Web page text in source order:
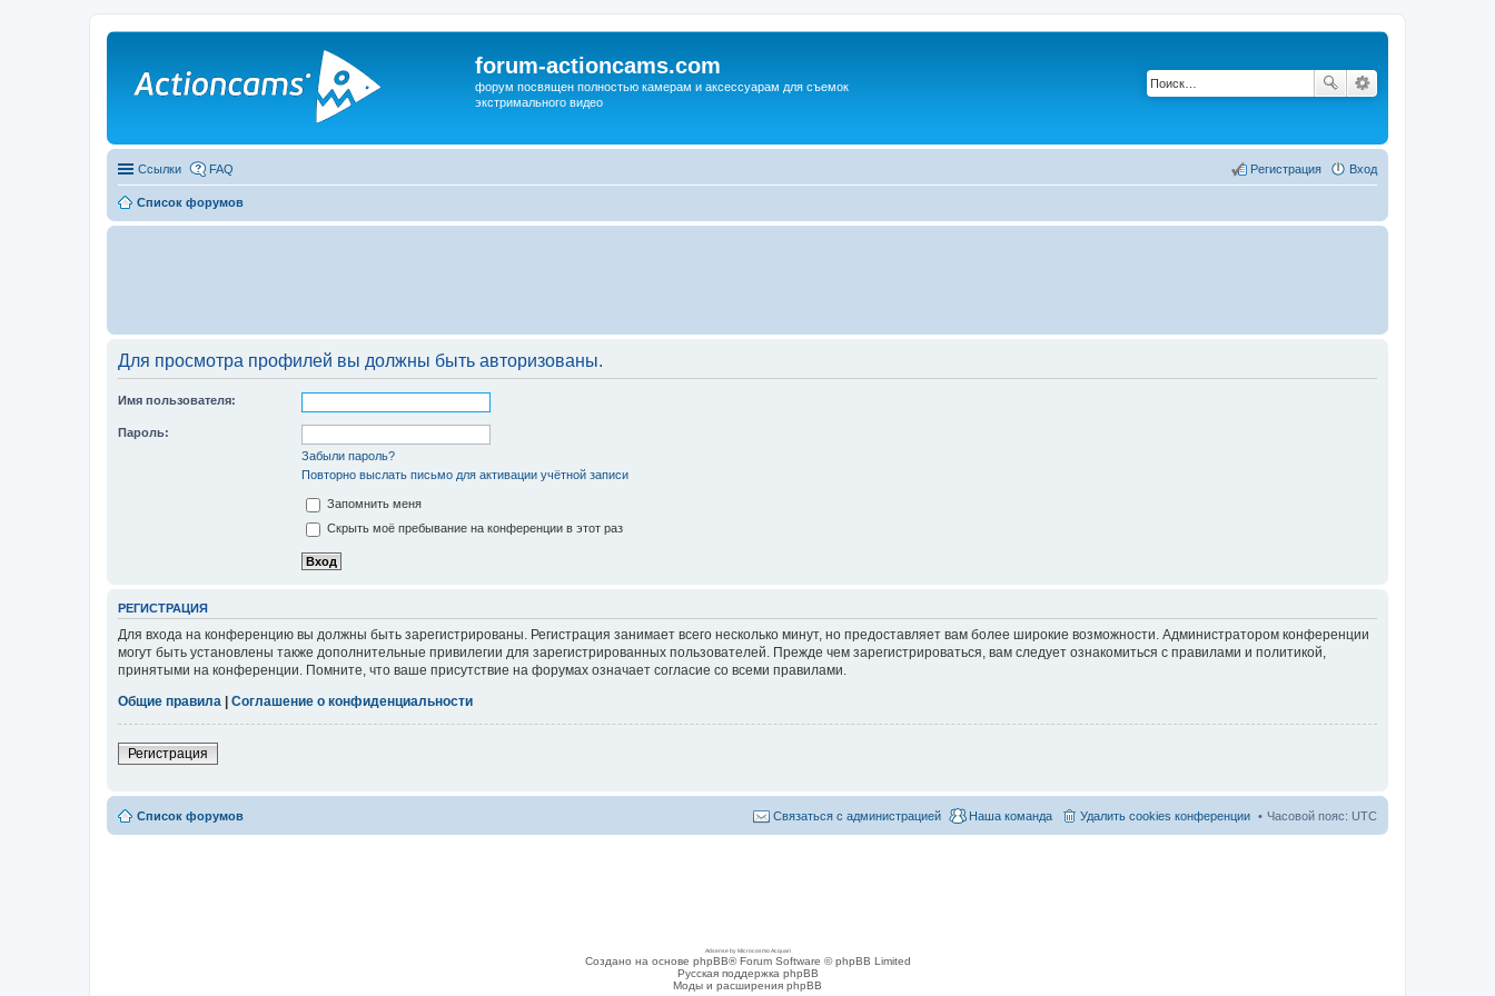
forum-actioncams.com
форум посвящен полностью камерам и аксессуарам для съемок
экстримального видео
Ссылки FAQ Вход
Регистрация
Список форумов
Для просмотра профилей вы должны быть авторизованы.
Имя пользователя:
Пароль:
Забыли пароль?
Повторно выслать письмо для активации учётной записи
Запомнить меня
Скрыть моё пребывание на конференции в этот раз
РЕГИСТРАЦИЯ
Для входа на конференцию вы должны быть зарегистрированы. Регистрация занимает всего несколько минут, но предоставляет вам более широкие возможности. Администратором конференции
могут быть установлены также дополнительные привилегии для зарегистрированных пользователей. Прежде чем зарегистрироваться, вам следует ознакомиться с правилами и политикой,
принятыми на конференции. Помните, что ваше присутствие на форумах означает согласие со всеми правилами.
Общие правила | Соглашение о конфиденциальности
Регистрация
Список форумов Часовой пояс: UTC
Удалить cookies конференции
Наша команда
Связаться с администрацией
Adsense by Microcosmo Acquari
Создано на основе phpBB® Forum Software © phpBB Limited
Русская поддержка phpBB
Моды и расширения phpBB